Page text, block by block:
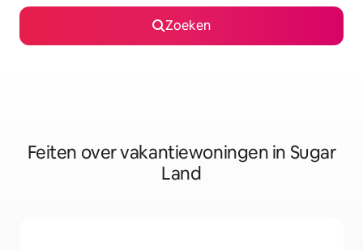
Zoeken
Feiten over vakantiewoningen in Sugar
Land